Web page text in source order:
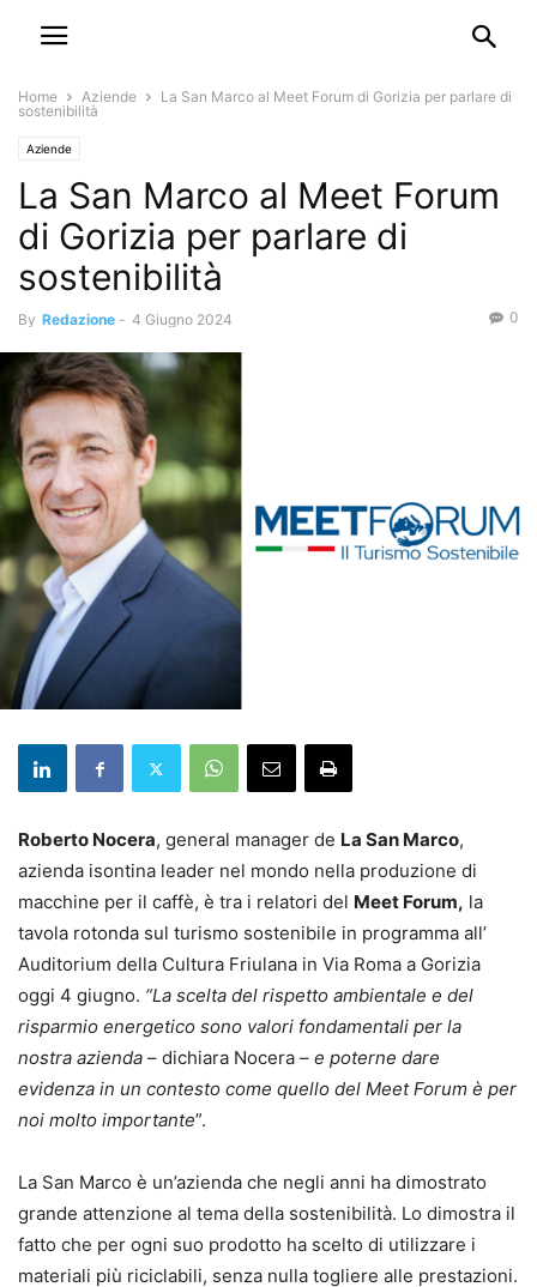
Home Aziende
La San Marco al Meet Forum di Gorizia per parlare di
sostenibilità
Aziende
La San Marco al Meet Forum
di Gorizia per parlare di
sostenibilità
By Redazione - 4 Giugno 2024 0
Roberto Nocera, general manager de La San Marco,
azienda isontina leader nel mondo nella produzione di
macchine per il caffè, è tra i relatori del Meet Forum, la
tavola rotonda sul turismo sostenibile in programma all’
Auditorium della Cultura Friulana in Via Roma a Gorizia
oggi 4 giugno. “La scelta del rispetto ambientale e del
risparmio energetico sono valori fondamentali per la
nostra azienda – dichiara Nocera – e poterne dare
evidenza in un contesto come quello del Meet Forum è per
noi molto importante”.
La San Marco è un’azienda che negli anni ha dimostrato
grande attenzione al tema della sostenibilità. Lo dimostra il
fatto che per ogni suo prodotto ha scelto di utilizzare i
materiali più riciclabili, senza nulla togliere alle prestazioni.